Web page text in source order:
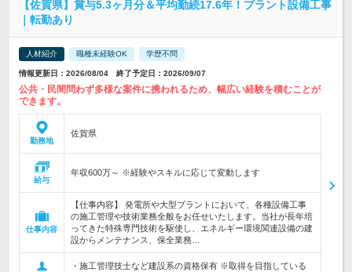
【佐賀県】賞与5.3ヶ月分＆平均勤続17.6年！プラント設備工事
｜転勤あり
人材紹介 職種未経験OK 学歴不問
情報更新日：2026/08/04 終了予定日：2026/09/07
公共・民間問わず多様な案件に携われるため、幅広い経験を積むことが
できます。
勤務地
佐賀県
給与
年収600万～ ※経験やスキルに応じて変動します
仕事内容
【仕事内容】 発電所や大型プラントにおいて、各種設備工事
の施工管理や技術業務全般をお任せいたします。当社が長年培
ってきた特殊専門技術を駆使し、エネルギー環境関連設備の建
設からメンテナンス、保全業務…
・施工管理技士など建設系の資格保有 ※取得を目指している